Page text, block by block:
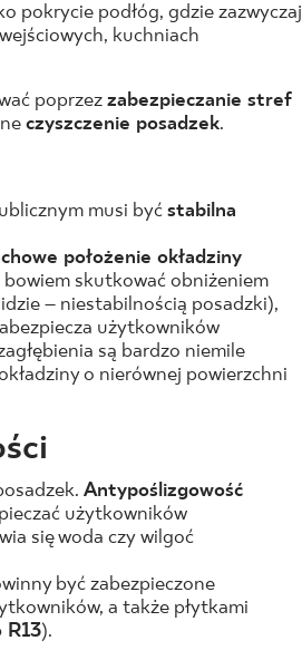
podłóg, gdzie zazwyczaj
kuchniach
poprzezzabezpieczanie stref
czyszczenie posadzek.
musi byćstabilna
położenie okładziny
skutkować obniżeniem
– niestabilnością posadzki),
użytkowników
są bardzo niemile
o nierównej powierzchni
Antypoślizgowość
użytkowników
się woda czy wilgoć
być zabezpieczone
a także płytkami
R13).